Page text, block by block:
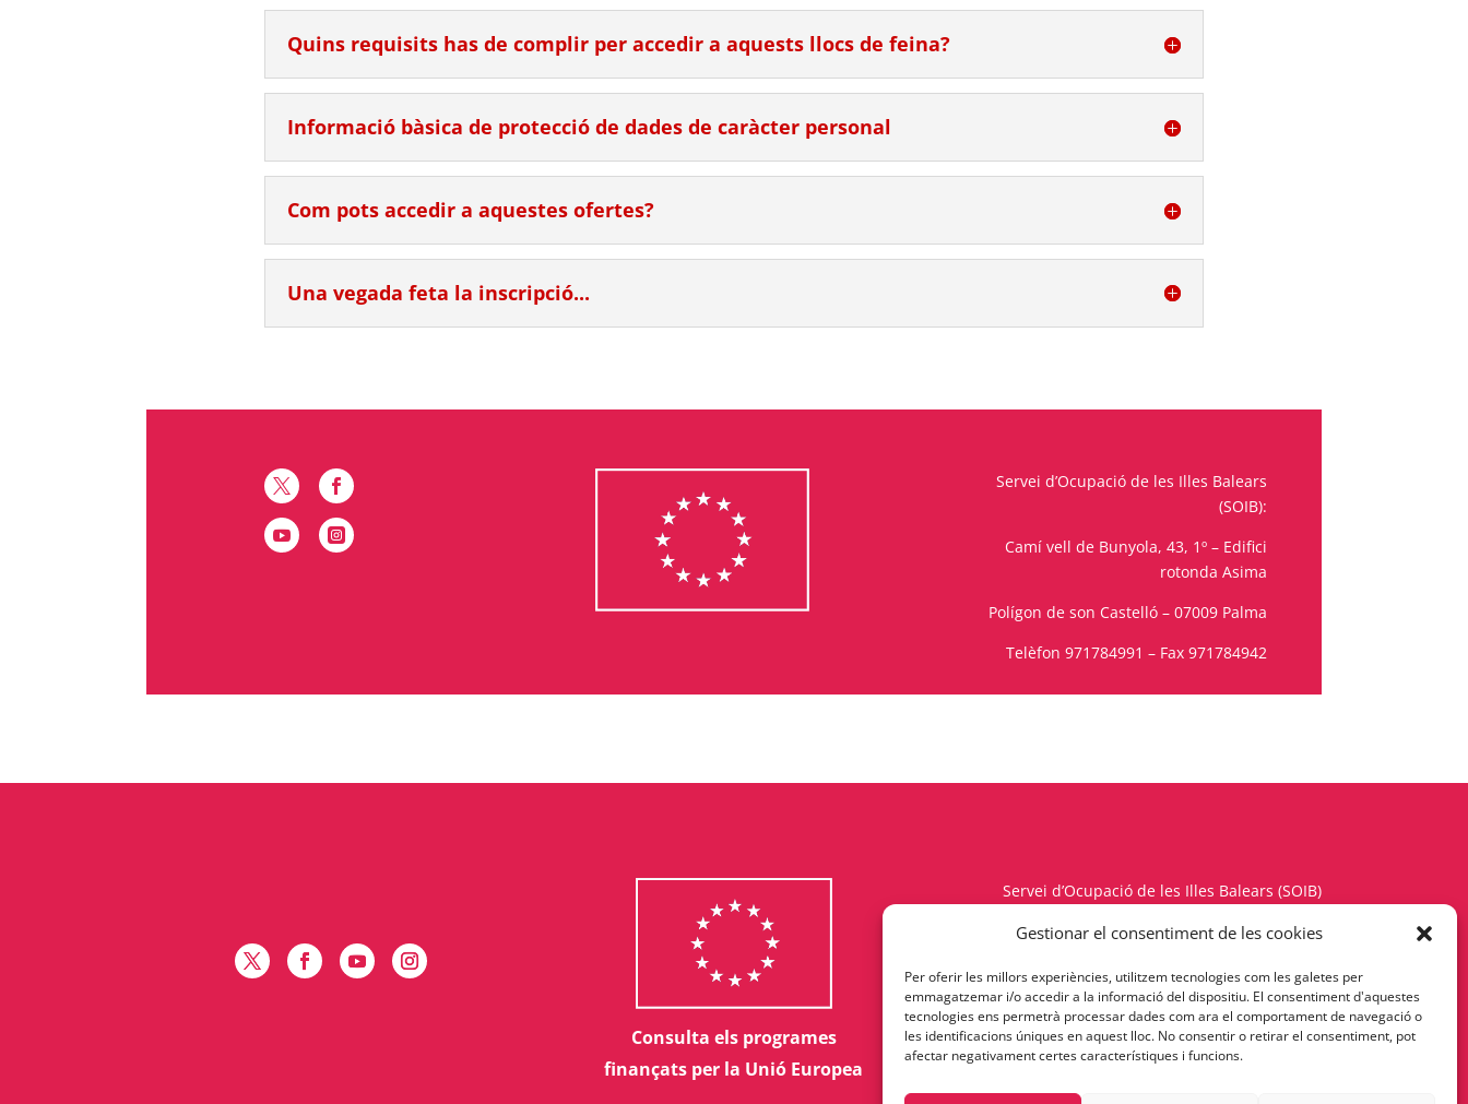
Gestionar el consentiment de les cookies
Per oferir les millors experiències, utilitzem tecnologies com les galetes per
emmagatzemar i/o accedir a la informació del dispositiu. El consentiment d'aquestes
tecnologies ens permetrà processar dades com ara el comportament de navegació o
les identificacions úniques en aquest lloc. No consentir o retirar el consentiment, pot
afectar negativament certes característiques i funcions.
Quins requisits has de complir per accedir a aquests llocs de feina?
Informació bàsica de protecció de dades de caràcter personal
Com pots accedir a aquestes ofertes?
Una vegada feta la inscripció...




Servei d’Ocupació de les Illes Balears
(SOIB):
Camí vell de Bunyola, 43, 1º – Edifici
rotonda Asima
Polígon de son Castelló – 07009 Palma
Telèfon 971784991 – Fax 971784942
Consulta els programes
finançats per la Unió Europea
Servei d’Ocupació de les Illes Balears (SOIB)
Carrer del Gremi d’Hortolans, 11, 1a planta
Telèfon 971177900 – Fax 971176342
Política de Privacitat